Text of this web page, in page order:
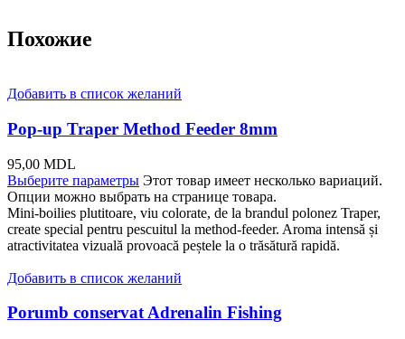
Похожие
Добавить в список желаний
Pop-up Traper Method Feeder 8mm
95,00 MDL
Выберите параметры Этот товар имеет несколько вариаций.
Опции можно выбрать на странице товара.
Mini-boilies plutitoare, viu colorate, de la brandul polonez Traper,
create special pentru pescuitul la method-feeder. Aroma intensă și
atractivitatea vizuală provoacă peștele la o trăsătură rapidă.
Добавить в список желаний
Porumb conservat Adrenalin Fishing